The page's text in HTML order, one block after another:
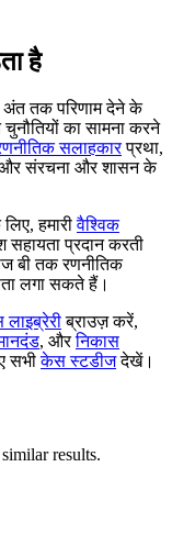
है
अंत तक परिणाम देने के
का सामना करने
सलाहकारप्रथा,
और संरचना और शासन के
हमारीवैश्विक
प्रदान करती
बी तक रणनीतिक
लगा सकते हैं।
ब्राउज़ करें,
, औरनिकास
सभीकेस स्टडीजदेखें।
results.